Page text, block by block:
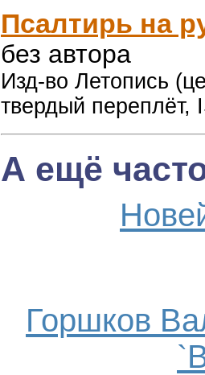
Псалтирь на
без автора
Изд-во Летопись
твердый переплёт,
А ещё
Горшков